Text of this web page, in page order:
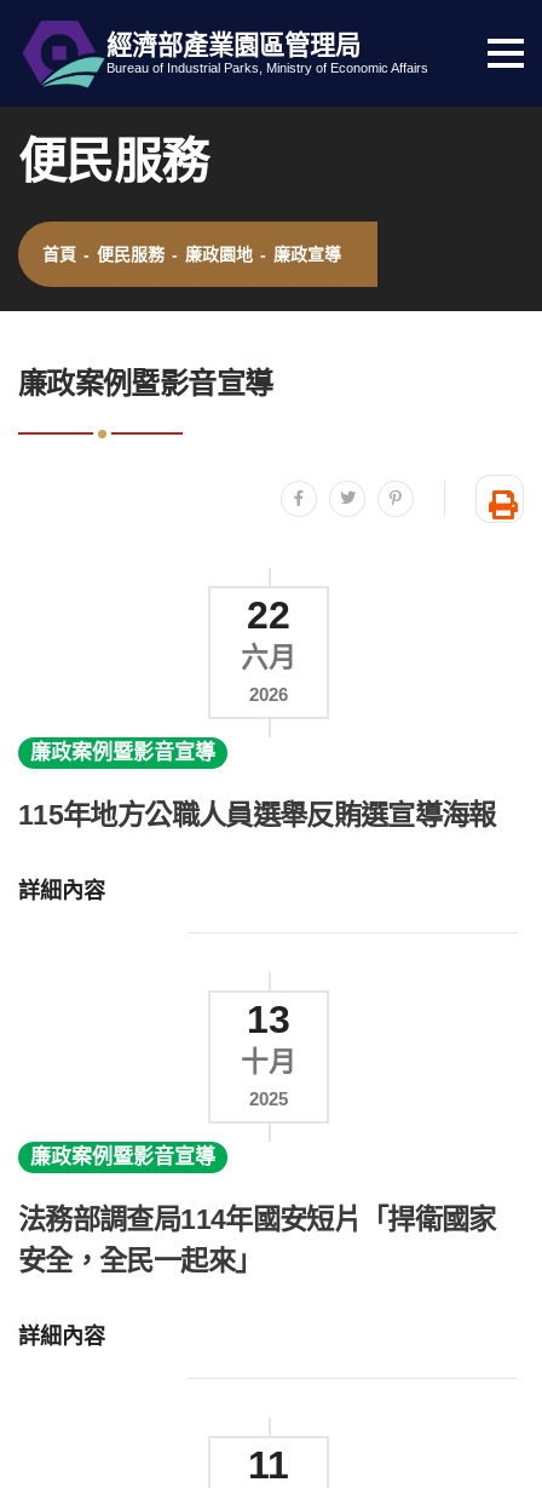
跳到主要內容
網站導覽
經濟部產業園區管理局
Bureau of Industrial Parks, Ministry of Economic Affairs
選
單
便民服務
首頁 - 便民服務 - 廉政園地 - 廉政宣導
廉政案例暨影音宣導
分享至facebook
分享至twitter分享至plurk
友
22
六月
2026
廉政案例暨影音宣導
115年地方公職人員選舉反賄選宣導海報
詳細內容
13
十月
2025
廉政案例暨影音宣導
法務部調查局114年國安短片「捍衛國家
安全，全民一起來」
詳細內容
11